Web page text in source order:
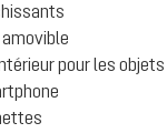
pour les